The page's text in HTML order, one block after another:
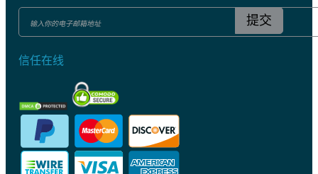
提交
信任在线